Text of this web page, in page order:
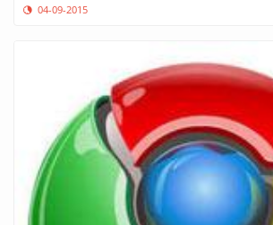
04-09-2015